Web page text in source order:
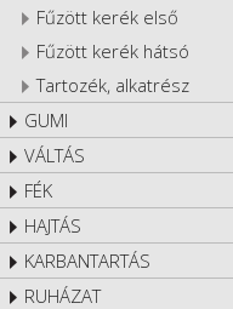
Fűzött kerék első
Fűzött kerék hátsó
Tartozék, alkatrész
GUMI
VÁLTÁS
FÉK
HAJTÁS
KARBANTARTÁS
RUHÁZAT